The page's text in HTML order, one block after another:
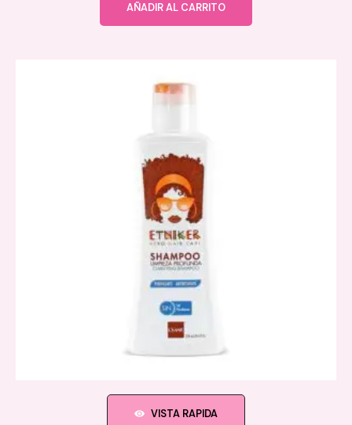
AÑADIR AL CARRITO
VISTA RAPIDA